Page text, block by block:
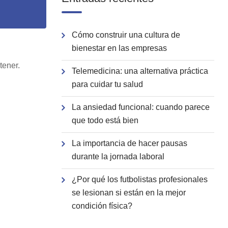
Cómo construir una cultura de
bienestar en las empresas
Telemedicina: una alternativa práctica
para cuidar tu salud
La ansiedad funcional: cuando parece
que todo está bien
La importancia de hacer pausas
durante la jornada laboral
¿Por qué los futbolistas profesionales
se lesionan si están en la mejor
condición física?